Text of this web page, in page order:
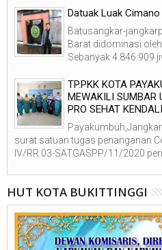
Datuak Luak
Batusangkar-
Barat didominasi
Sebanyak 4.846.909
TP.PKK KOTA
MEWAKILI SUMBAR
PRO SEHAT
surat satuan tugas penanganan
IV/RR.03-SATGASPP/11/2020
HUT KOTA BUKITTINGGI